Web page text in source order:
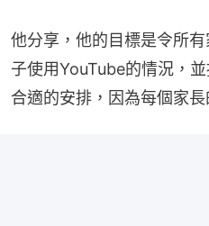
他分享，他的目標是令所
子使用YouTube的情況，
合適的安排，因為每個家